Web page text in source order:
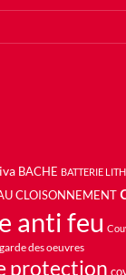
BACHE BATTERIE
CLOISONNEMENT
anti feu
des oeuvres
protection